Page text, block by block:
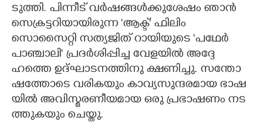
ടു​ത്തി. പിന്നീട് വർഷ​ങ്ങൾക്കു​ശേഷം ഞാൻ
സെക്ര​ട്ട​റി​യാ​യി​രുന്ന 'ആക്ട്" ഫിലിം
സൊസൈറ്റി സത്യ​ജി​ത്‌ റാ​യി​യുടെ 'പഥേർ
പാഞ്ചാലി" പ്രദർശി​പ്പിച്ച വേള​യിൽ അദ്ദേ​
ഹത്തെ ഉദ്ഘാ​ട​ന​ത്തിനു ക്ഷണി​ച്ചു. സന്തോ​
ഷ​ത്തോടെ വരി​കയും കാവ്യ​സു​ന്ദ​ര​മായ ഭാഷ​
യിൽ അവി​സ്മ​ര​ണീ​യ​മായ ഒരു പ്രഭാ​ഷണം നട​
ത്തു​കയും ചെയ്തു.